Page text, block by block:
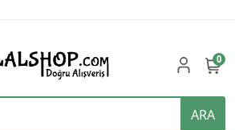
ARA
0